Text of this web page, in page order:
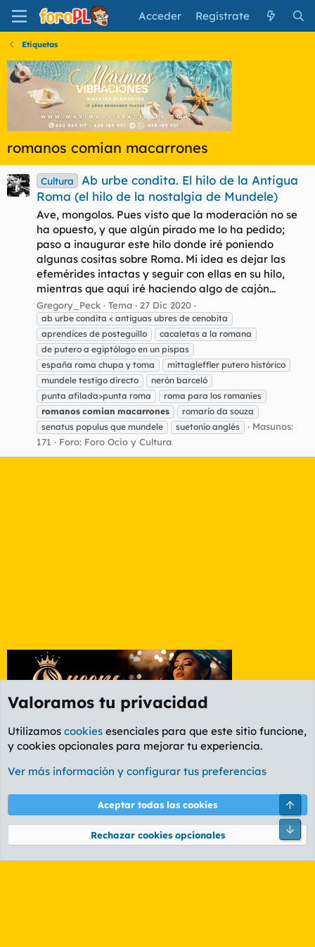
Acceder Regístrate
Etiquetas
romanos comian macarrones
Cultura
Ab urbe condita. El hilo de la Antigua
Roma (el hilo de la nostalgia de Mundele)
Ave, mongolos. Pues visto que la moderación no se
ha opuesto, y que algún pirado me lo ha pedido;
paso a inaugurar este hilo donde iré poniendo
algunas cositas sobre Roma. Mi idea es dejar las
efemérides intactas y seguir con ellas en su hilo,
mientras que aquí iré haciendo algo de cajón...
Gregory_Peck Tema 27 Dic 2020
ab urbe condita < antiguas ubres de cenobita
aprendices de posteguillo
cacaletas a la romana
de putero a egiptólogo en un pispas
españa roma chupa y toma
mittagleffler putero histórico
mundele testigo directo
nerón barceló
punta afilada>punta roma
roma para los romaníes
romanos comian macarrones
romario da souza
senatus populus que mundele
suetonio anglés
Masunos:
171
Foro: Foro Ocio y Cultura
Etiquetas
Cookies
PL OLDSTYLE AMARILLO
Términos y reglas Política de privacidad Ayuda
Community platform by XenForo® © 2010-2026 XenForo Ltd.
Valoramos tu privacidad
Utilizamos cookies esenciales para que este sitio funcione,
y cookies opcionales para mejorar tu experiencia.
Ver más información y configurar tus preferencias
Aceptar todas las cookies
Rechazar cookies opcionales
Pie